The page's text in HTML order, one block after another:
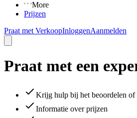
More
Prijzen
Praat met VerkoopInloggenAanmelden
Praat met een
Krijg hulp bij het beoordelen
Informatie over prijzen